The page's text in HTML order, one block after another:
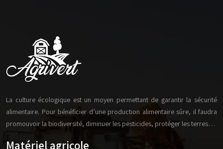
La culture écologique est un moyen permettant de garantir la sécurité
alimentaire. Pour bénéficier d’une production alimentaire sûre, il faudra
promouvoir la biodiversité, diminuer les pesticides, protéger les terres…
Matériel agricole